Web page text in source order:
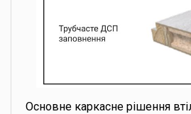
Основне каркасне рішення